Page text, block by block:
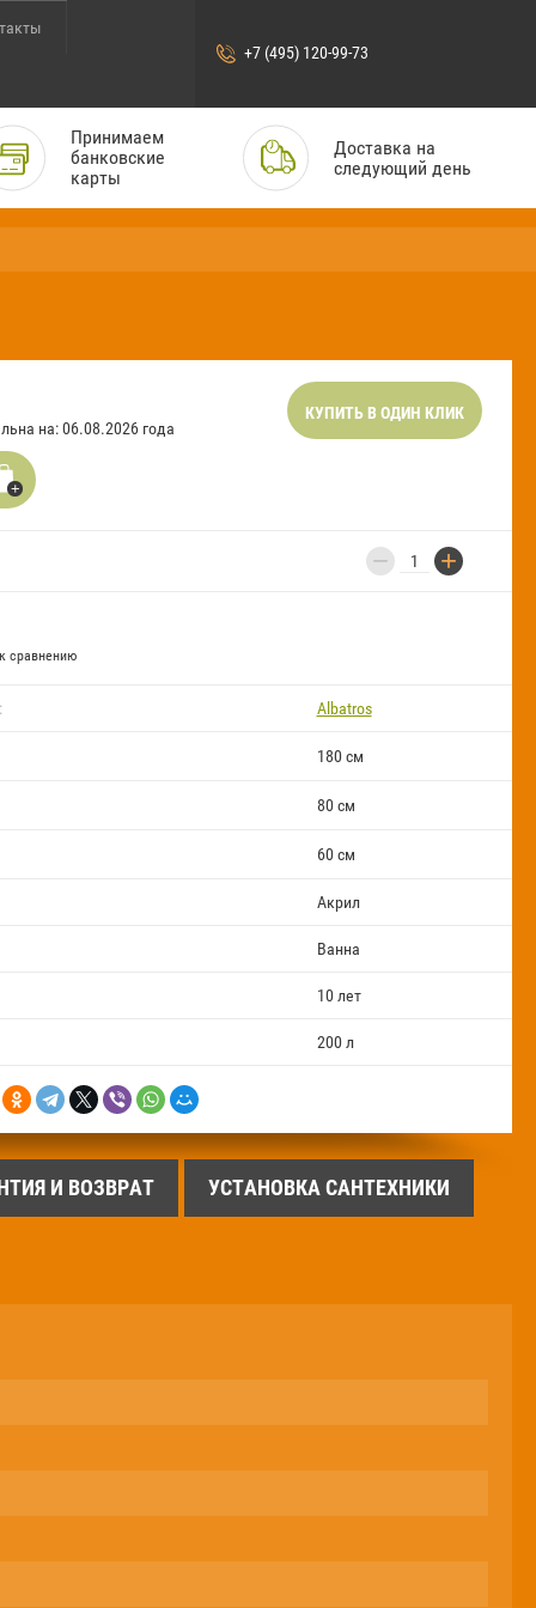
+7 (495) 120-99-73
Принимаем
банковские
карты
Доставка на
следующий день
на: 06.08.2026 года
КУПИТЬ В ОДИН КЛИК
− +
сравнению
Albatros
180 см
80 см
60 см
Акрил
Ванна
10 лет
200 л
И ВОЗВРАТ УСТАНОВКА САНТЕХНИКИ